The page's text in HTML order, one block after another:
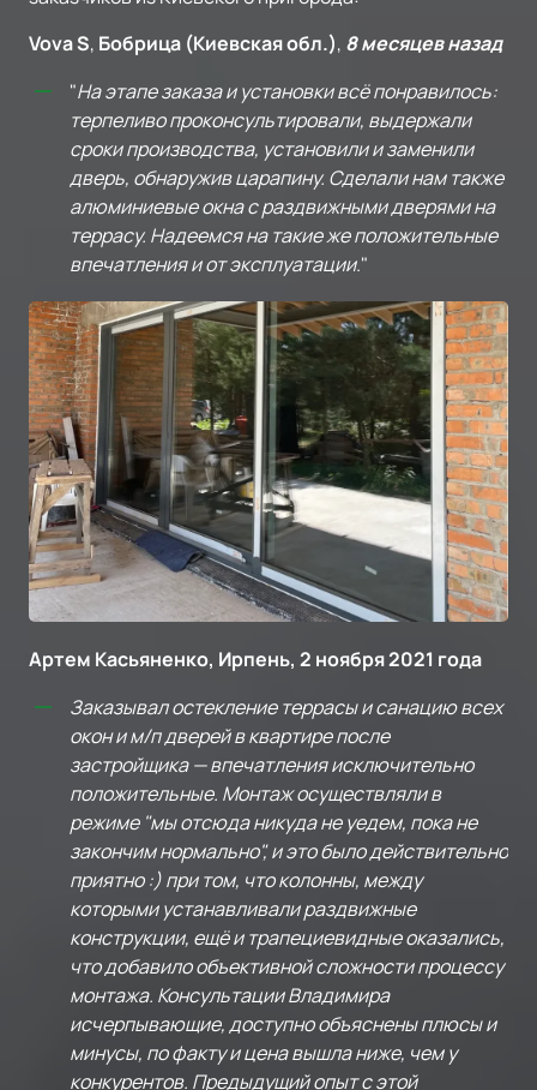
Vova S, Бобрица (Киевская обл.), 8 месяцев назад
"На этапе заказа и установки всё понравилось:
терпеливо проконсультировали, выдержали
сроки производства, установили и заменили
дверь, обнаружив царапину. Сделали нам также
алюминиевые окна с раздвижными дверями на
террасу. Надеемся на такие же положительные
впечатления и от эксплуатации."
Артем Касьяненко, Ирпень, 2 ноября 2021 года
Заказывал остекление террасы и санацию всех
окон и м/п дверей в квартире после
застройщика — впечатления исключительно
положительные. Монтаж осуществляли в
режиме "мы отсюда никуда не уедем, пока не
закончим нормально", и это было действительно
приятно :) при том, что колонны, между
которыми устанавливали раздвижные
конструкции, ещё и трапециевидные оказались,
что добавило объективной сложности процессу
монтажа. Консультации Владимира
исчерпывающие, доступно объяснены плюсы и
минусы, по факту и цена вышла ниже, чем у
конкурентов. Предыдущий опыт с этой